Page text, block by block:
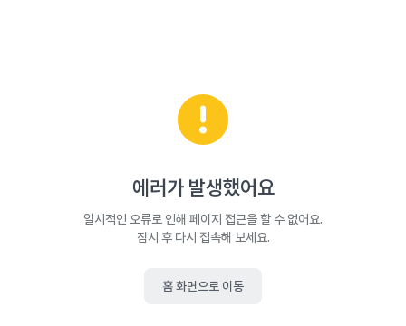
에러가 발생했어요
일시적인 오류로 인해 페이지 접근을 할 수 없어요.
잠시 후 다시 접속해 보세요.
홈 화면으로 이동